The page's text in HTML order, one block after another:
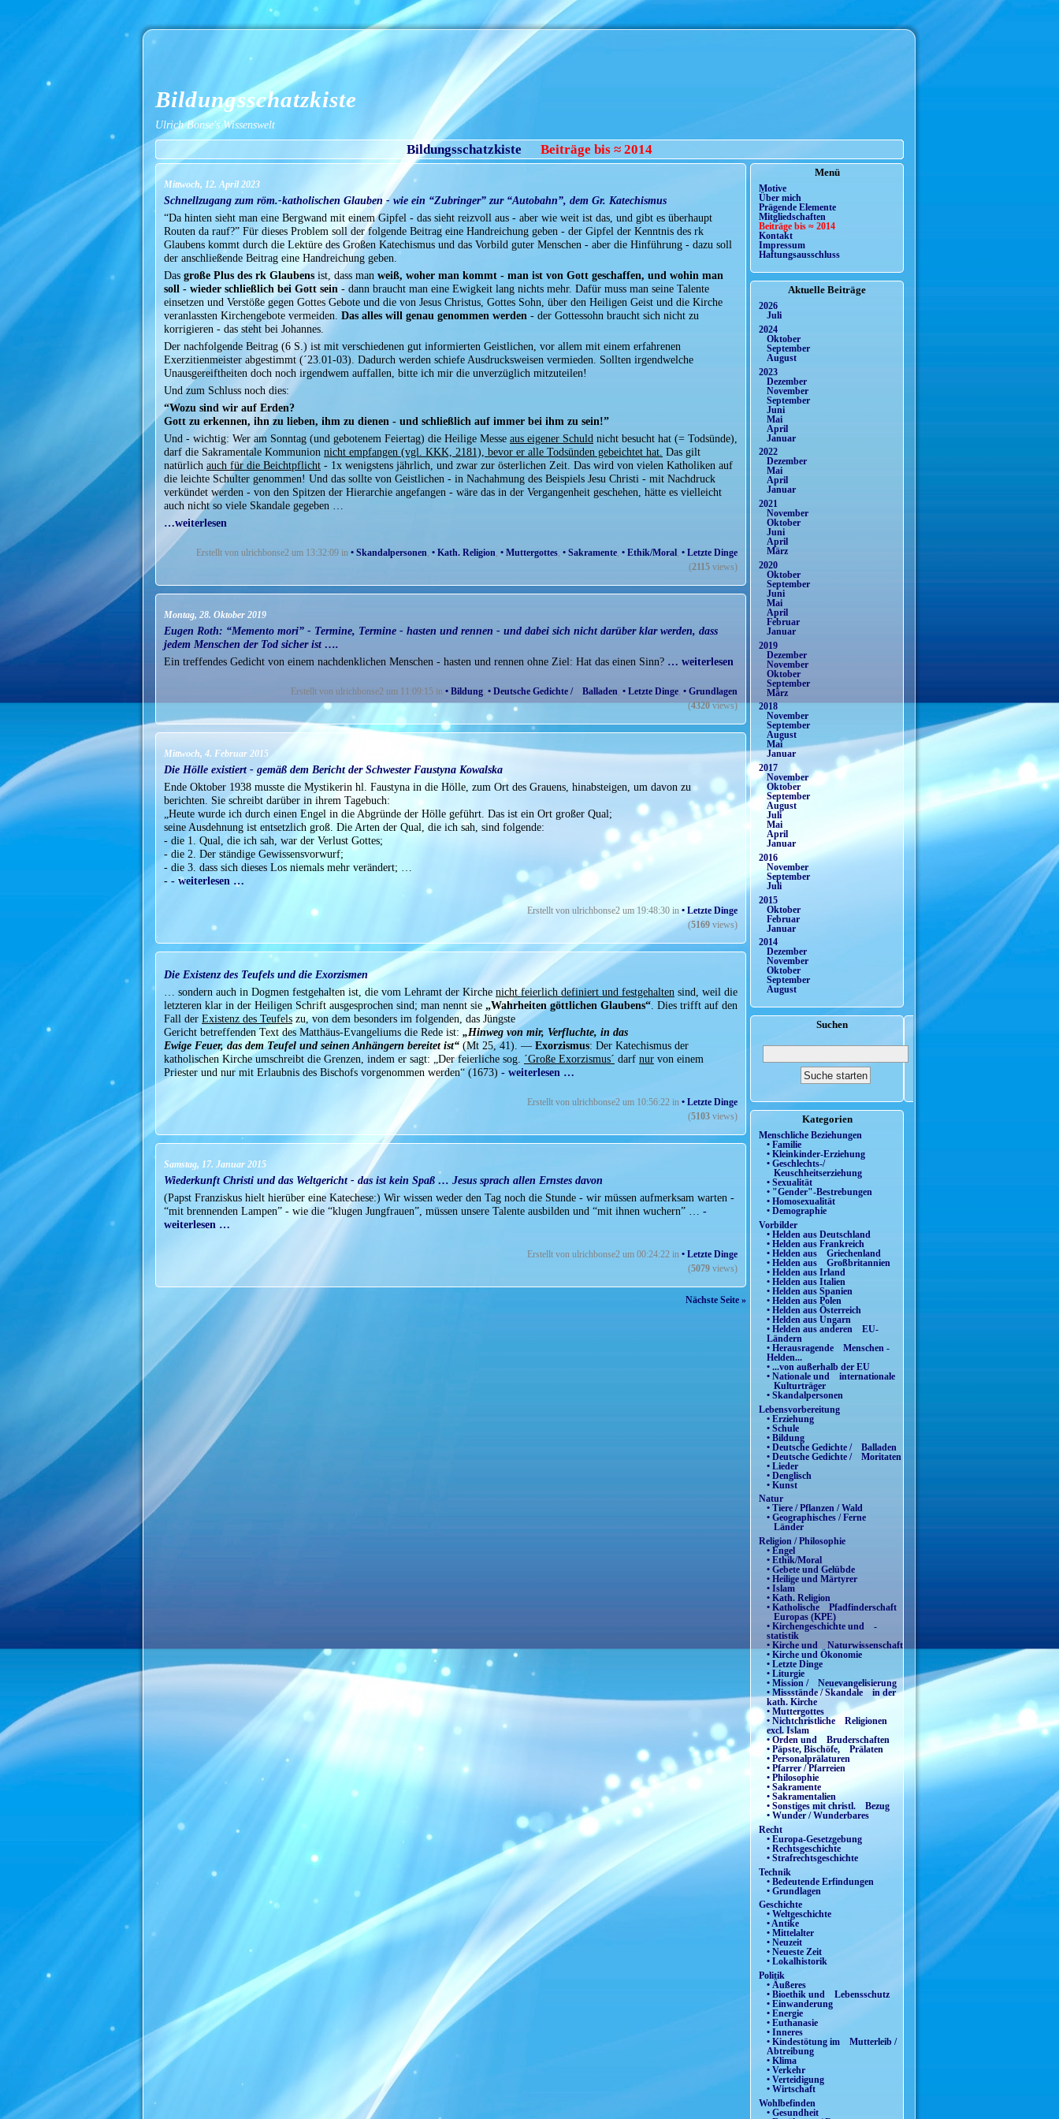
Bildungsschatzkiste
Ulrich Bonse's Wissenswelt
Bildungsschatzkiste Beiträge bis ≈ 2014
Mittwoch, 12. April 2023
Schnellzugang zum röm.-katholischen Glauben - wie ein “Zubringer” zur “Autobahn”, dem Gr. Katechismus
“Da hinten sieht man eine Bergwand mit einem Gipfel - das sieht reizvoll aus - aber wie weit ist das, und gibt es überhaupt
Routen da rauf?” Für dieses Problem soll der folgende Beitrag eine Handreichung geben - der Gipfel der Kenntnis des rk
Glaubens kommt durch die Lektüre des Großen Katechismus und das Vorbild guter Menschen - aber die Hinführung - dazu soll
der anschließende Beitrag eine Handreichung geben.
Das große Plus des rk Glaubens ist, dass man weiß, woher man kommt - man ist von Gott geschaffen, und wohin man
soll - wieder schließlich bei Gott sein - dann braucht man eine Ewigkeit lang nichts mehr. Dafür muss man seine Talente
einsetzen und Verstöße gegen Gottes Gebote und die von Jesus Christus, Gottes Sohn, über den Heiligen Geist und die Kirche
veranlassten Kirchengebote vermeiden. Das alles will genau genommen werden - der Gottessohn braucht sich nicht zu
korrigieren - das steht bei Johannes.
Der nachfolgende Beitrag (6 S.) ist mit verschiedenen gut informierten Geistlichen, vor allem mit einem erfahrenen
Exerzitienmeister abgestimmt (´23.01-03). Dadurch werden schiefe Ausdrucksweisen vermieden. Sollten irgendwelche
Unausgereiftheiten doch noch irgendwem auffallen, bitte ich mir die unverzüglich mitzuteilen!
Und zum Schluss noch dies:
“Wozu sind wir auf Erden?
Gott zu erkennen, ihn zu lieben, ihm zu dienen - und schließlich auf immer bei ihm zu sein!”
Und - wichtig: Wer am Sonntag (und gebotenem Feiertag) die Heilige Messe aus eigener Schuld nicht besucht hat (= Todsünde),
darf die Sakramentale Kommunion nicht empfangen (vgl. KKK, 2181), bevor er alle Todsünden gebeichtet hat. Das gilt
natürlich auch für die Beichtpflicht - 1x wenigstens jährlich, und zwar zur österlichen Zeit. Das wird von vielen Katholiken auf
die leichte Schulter genommen! Und das sollte von Geistlichen - in Nachahmung des Beispiels Jesu Christi - mit Nachdruck
verkündet werden - von den Spitzen der Hierarchie angefangen - wäre das in der Vergangenheit geschehen, hätte es vielleicht
auch nicht so viele Skandale gegeben …
…weiterlesen
Erstellt von ulrichbonse2 um 13:32:09 in • Skandalpersonen • Kath. Religion • Muttergottes • Sakramente • Ethik/Moral
• Letzte Dinge
(2115 views)
Montag, 28. Oktober 2019
Eugen Roth: “Memento mori” - Termine, Termine - hasten und rennen - und dabei sich nicht darüber klar werden, dass
jedem Menschen der Tod sicher ist ….
Ein treffendes Gedicht von einem nachdenklichen Menschen - hasten und rennen ohne Ziel: Hat das einen Sinn? … weiterlesen
Erstellt von ulrichbonse2 um 11:09:15 in • Bildung • Deutsche Gedichte / Balladen • Letzte Dinge • Grundlagen
(4320 views)
Mittwoch, 4. Februar 2015
Die Hölle existiert - gemäß dem Bericht der Schwester Faustyna Kowalska
Ende Oktober 1938 musste die Mystikerin hl. Faustyna in die Hölle, zum Ort des Grauens, hinabsteigen, um davon zu
berichten. Sie schreibt darüber in ihrem Tagebuch:
„Heute wurde ich durch einen Engel in die Abgründe der Hölle geführt. Das ist ein Ort großer Qual;
seine Ausdehnung ist entsetzlich groß. Die Arten der Qual, die ich sah, sind folgende:
- die 1. Qual, die ich sah, war der Verlust Gottes;
- die 2. Der ständige Gewissensvorwurf;
- die 3. dass sich dieses Los niemals mehr verändert; …
- - weiterlesen …
Erstellt von ulrichbonse2 um 19:48:30 in • Letzte Dinge
(5169 views)
Die Existenz des Teufels und die Exorzismen
… sondern auch in Dogmen festgehalten ist, die vom Lehramt der Kirche nicht feierlich definiert und festgehalten sind, weil die
letzteren klar in der Heiligen Schrift ausgesprochen sind; man nennt sie „Wahrheiten göttlichen Glaubens“ . Dies trifft auf den
Fall der Existenz des Teufels zu, von dem besonders im folgenden, das Jüngste
Gericht betreffenden Text des Matthäus-Evangeliums die Rede ist: „Hinweg von mir, Verfluchte, in das
Ewige Feuer, das dem Teufel und seinen Anhängern bereitet ist“ (Mt 25, 41). — Exorzismus: Der Katechismus der
katholischen Kirche umschreibt die Grenzen, indem er sagt: „Der feierliche sog. ´Große Exorzismus´ darf nur von einem
Priester und nur mit Erlaubnis des Bischofs vorgenommen werden“ (1673) - weiterlesen …
Erstellt von ulrichbonse2 um 10:56:22 in • Letzte Dinge
(5103 views)
Samstag, 17. Januar 2015
Wiederkunft Christi und das Weltgericht - das ist kein Spaß … Jesus sprach allen Ernstes davon
(Papst Franziskus hielt hierüber eine Katechese:) Wir wissen weder den Tag noch die Stunde - wir müssen aufmerksam warten -
“mit brennenden Lampen” - wie die “klugen Jungfrauen”, müssen unsere Talente ausbilden und “mit ihnen wuchern” …
-
weiterlesen …
Erstellt von ulrichbonse2 um 00:24:22 in • Letzte Dinge
(5079 views)
Nächste Seite »
Menü
Motive
Über mich
Prägende Elemente
Mitgliedschaften
Beiträge bis ≈ 2014
Kontakt
Impressum
Haftungsausschluss
Aktuelle Beiträge
2026
Juli
2024
Oktober
September
August
2023
Dezember
November
September
Juni
Mai
April
Januar
2022
Dezember
Mai
April
Januar
2021
November
Oktober
Juni
April
März
2020
Oktober
September
Juni
Mai
April
Februar
Januar
2019
Dezember
November
Oktober
September
März
2018
November
September
August
Mai
Januar
2017
November
Oktober
September
August
Juli
Mai
April
Januar
2016
November
September
Juli
2015
Oktober
Februar
Januar
2014
Dezember
November
Oktober
September
August
Suchen
Kategorien
Menschliche Beziehungen
• Familie
• Kleinkinder-Erziehung
• Geschlechts-/
Keuschheitserziehung
• Sexualität
• "Gender"-Bestrebungen
• Homosexualität
• Demographie
Vorbilder
• Helden aus Deutschland
• Helden aus Frankreich
• Helden aus Griechenland
• Helden aus Großbritannien
• Helden aus Irland
• Helden aus Italien
• Helden aus Spanien
• Helden aus Polen
• Helden aus Österreich
• Helden aus Ungarn
• Helden aus anderen EU-
Ländern
• Herausragende Menschen -
Helden...
• ...von außerhalb der EU
• Nationale und internationale
Kulturträger
• Skandalpersonen
Lebensvorbereitung
• Erziehung
• Schule
• Bildung
• Deutsche Gedichte / Balladen
• Deutsche Gedichte / Moritaten
• Lieder
• Denglisch
• Kunst
Natur
• Tiere / Pflanzen / Wald
• Geographisches / Ferne
Länder
Religion / Philosophie
• Engel
• Ethik/Moral
• Gebete und Gelübde
• Heilige und Märtyrer
• Islam
• Kath. Religion
• Katholische Pfadfinderschaft
Europas (KPE)
• Kirchengeschichte und -
statistik
• Kirche und Naturwissenschaft
• Kirche und Ökonomie
• Letzte Dinge
• Liturgie
• Mission / Neuevangelisierung
• Missstände / Skandale in der
kath. Kirche
• Muttergottes
• Nichtchristliche Religionen
excl. Islam
• Orden und Bruderschaften
• Päpste, Bischöfe, Prälaten
• Personalprälaturen
• Pfarrer / Pfarreien
• Philosophie
• Sakramente
• Sakramentalien
• Sonstiges mit christl. Bezug
• Wunder / Wunderbares
Recht
• Europa-Gesetzgebung
• Rechtsgeschichte
• Strafrechtsgeschichte
Technik
• Bedeutende Erfindungen
• Grundlagen
Geschichte
• Weltgeschichte
• Antike
• Mittelalter
• Neuzeit
• Neueste Zeit
• Lokalhistorik
Politik
• Äußeres
• Bioethik und Lebensschutz
• Einwanderung
• Energie
• Euthanasie
• Inneres
• Kindestötung im Mutterleib /
Abtreibung
• Klima
• Verkehr
• Verteidigung
• Wirtschaft
Wohlbefinden
• Gesundheit